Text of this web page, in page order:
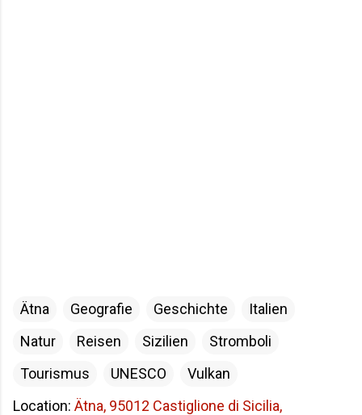
Ätna Geografie Geschichte
Italien
Natur
Reisen Sizilien
Stromboli
Tourismus
UNESCO
Vulkan
Location: Ätna, 95012 Castiglione di Sicilia,